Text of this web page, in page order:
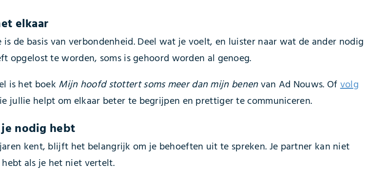
elkaar
is de basis van verbondenheid. Deel wat je voelt, en luister naar wat de ander nodig
opgelost te worden, soms is gehoord worden al genoeg.
is het boek Mijn hoofd stottert soms meer dan mijn benenvan Ad Nouws. Ofvolg
jullie helpt om elkaar beter te begrijpen en prettiger te communiceren.
je nodig hebt
kent, blijft het belangrijk om je behoeften uit te spreken. Je partner kan niet
als je het niet vertelt.